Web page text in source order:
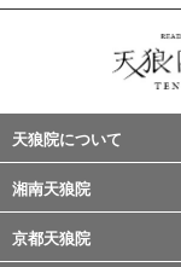
天狼院について
湘南天狼院
京都天狼院